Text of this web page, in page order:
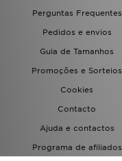
Perguntas Frequentes
Pedidos e envios
Guia de Tamanhos
Promoções e Sorteios
Cookies
Contacto
Ajuda e contactos
Programa de afiliados